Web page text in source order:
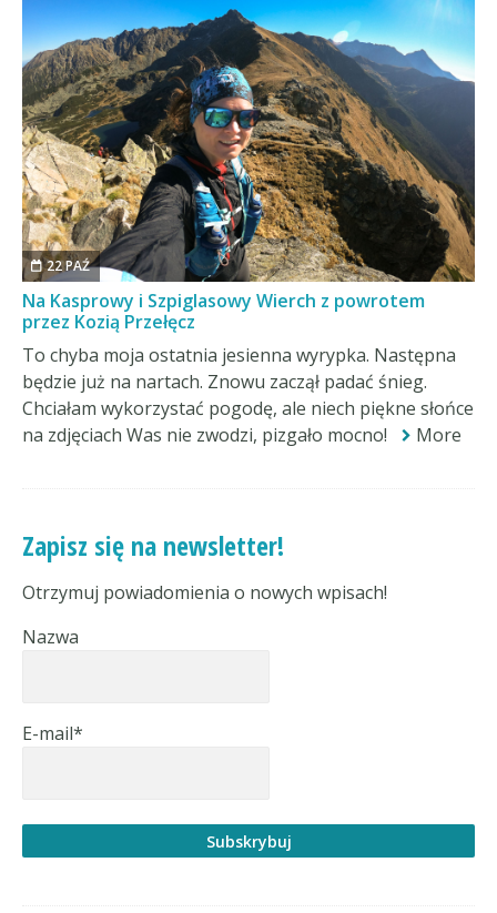
22 PAŹ
Na Kasprowy i Szpiglasowy Wierch z powrotem
przez Kozią Przełęcz
To chyba moja ostatnia jesienna wyrypka. Następna
będzie już na nartach. Znowu zaczął padać śnieg.
Chciałam wykorzystać pogodę, ale niech piękne słońce
na zdjęciach Was nie zwodzi, pizgało mocno!
More
Zapisz się na newsletter!
Otrzymuj powiadomienia o nowych wpisach!
Nazwa
E-mail*